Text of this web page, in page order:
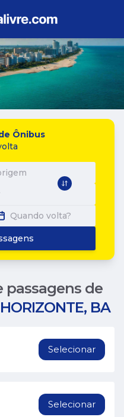
Ônibus
Quando volta?
passagens de
BA
Selecionar
Selecionar